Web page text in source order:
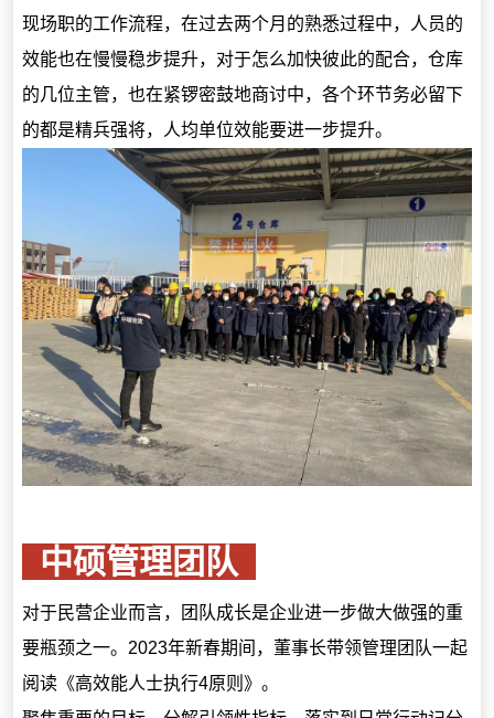
现场职的工作流程，在过去两个月的熟悉过程中，人员的
效能也在慢慢稳步提升，对于怎么加快彼此的配合，仓库
的几位主管，也在紧锣密鼓地商讨中，各个环节务必留下
的都是精兵强将，人均单位效能要进一步提升。
中硕管理团队
对于民营企业而言，团队成长是企业进一步做大做强的重
要瓶颈之一。2023年新春期间，董事长带领管理团队一起
阅读《高效能人士执行4原则》。